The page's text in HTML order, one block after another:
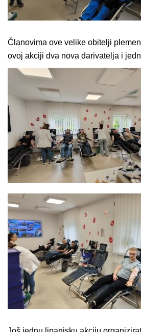
Članovima ove velike obitelji
ovoj akciji dva nova darivatelja i